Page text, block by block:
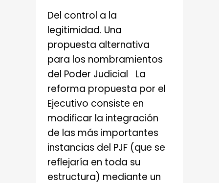
Del control a la
legitimidad. Una
propuesta alternativa
para los nombramientos
del Poder Judicial La
reforma propuesta por el
Ejecutivo consiste en
modificar la integración
de las más importantes
instancias del PJF (que se
reflejaría en toda su
estructura) mediante un